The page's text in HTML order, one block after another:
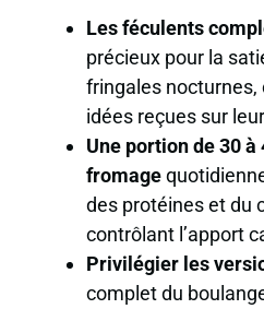
Les féculents
précieux pour la
fringales
idées reçues sur
Une portion de 30
fromage
des protéines et du
contrôlant l’apport
Privilégier les
complet du